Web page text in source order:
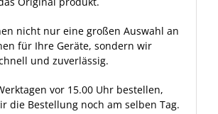
nicht nur eine großen Auswahl an
für Ihre Geräte, sondern wir
und zuverlässig.
vor 15.00 Uhr bestellen,
die Bestellung noch am selben Tag.